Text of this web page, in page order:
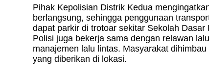
Pihak Kepolisian Distrik Kedua
berlangsung, sehingga penggunaan
dapat parkir di trotoar sekitar Sekolah
Polisi juga bekerja sama dengan relawan
manajemen lalu lintas. Masyarakat
yang diberikan di lokasi.